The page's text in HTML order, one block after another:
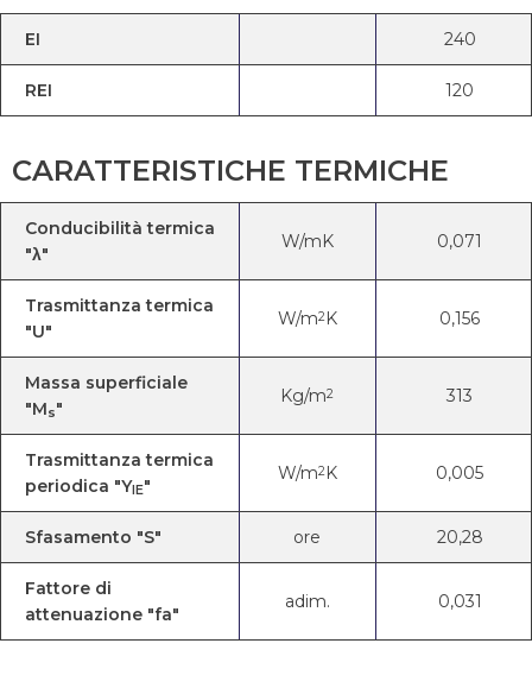
EI 240
REI 120
CARATTERISTICHE TERMICHE
Conducibilità termica
"λ"
W/mK 0,071
Trasmittanza termica
"U"
W/m2K 0,156
Massa superficiale
"Ms"
Kg/m2 313
Trasmittanza termica
periodica "Y IE"
W/m2K 0,005
Sfasamento "S" ore 20,28
Fattore di
attenuazione "fa"
adim. 0,031